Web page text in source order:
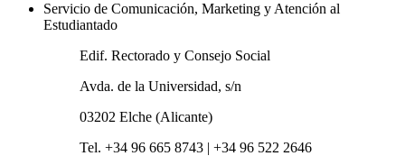
Servicio de Comunicación, Marketing y Atención al
Estudiantado
Edif. Rectorado y Consejo Social
Avda. de la Universidad, s/n
03202 Elche (Alicante)
Tel. +34 96 665 8743 | +34 96 522 2646